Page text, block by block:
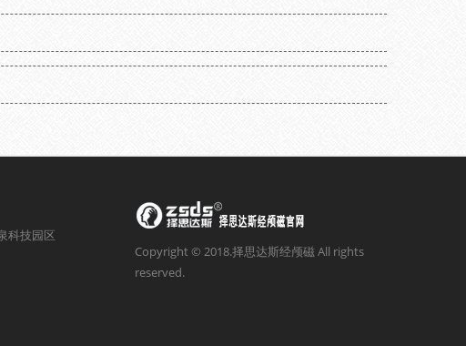
科技园区
Copyright © 2018.择思达斯经颅磁 All rights
reserved.